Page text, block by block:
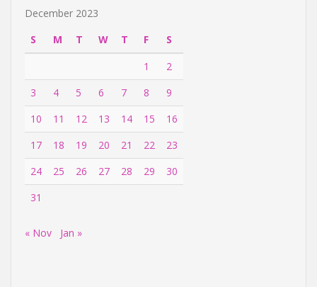
December 2023
S
M T W T F
S
1
2
3
4 5 6 7 8
9
10
11 12 13 14 15
16
17
18 19 20 21 22
23
24
25 26 27 28 29
30
31
« Nov Jan »